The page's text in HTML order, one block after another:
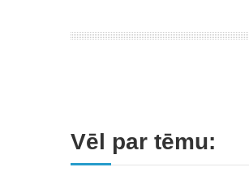
Vēl par tēmu: